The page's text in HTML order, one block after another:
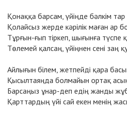
Қонаққа барсам, үйіңде бәлкім
Қолайсыз жерде кәрілік маған ар
Тұрғын-ғып тіркеп, шығынға түспе
Төлемей қалсаң, үйіңнен сені заң
Айлығын білем, жетпейді қара
Қысылтаяңда болмайын ортақ
Барсаңыз ұнар-деп едің жанды
Қарттардың үйі сай екен менің